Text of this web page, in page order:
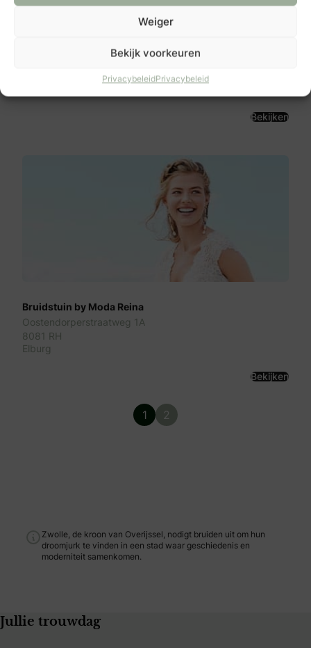
Weiger
Bekijk voorkeuren
PrivacybeleidPrivacybeleid
Char Bridal Couture
Bekijken
Bruidstuin by Moda Reina
Oostendorperstraatweg 1A
8081 RH
Elburg
Bekijken
1 2
Zwolle, de kroon van Overijssel, nodigt bruiden uit om hun
droomjurk te vinden in een stad waar geschiedenis en
moderniteit samenkomen.
Jullie trouwdag